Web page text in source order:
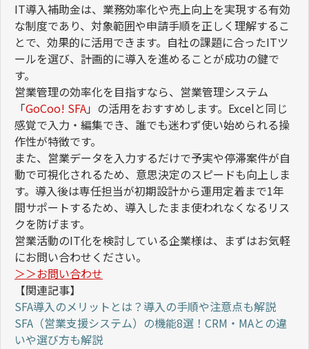
IT導入補助金は、業務効率化や売上向上を実現する有効
な制度であり、対象範囲や申請手順を正しく理解するこ
とで、効果的に活用できます。自社の課題に合ったITツ
ールを選び、計画的に導入を進めることが成功の鍵で
す。
営業管理の効率化を目指すなら、営業管理システム
「GoCoo! SFA」の活用をおすすめします。 Excelと同じ
感覚で入力・編集でき、誰でも迷わず使い始められる操
作性が特徴です。
また、営業データを入力するだけで予実や停滞案件が自
動で可視化されるため、意思決定のスピードも向上しま
す。導入後は専任担当が初期設計から運用定着まで1年
間サポートするため、導入したまま使われなくなるリス
クを防げます。
営業活動のIT化を検討している企業様は、まずはお気軽
にお問い合わせください。
＞＞お問い合わせ
【関連記事】
SFA導入のメリットとは？導入の手順や注意点も解説
SFA （営業支援システム）の機能8選！ CRM ・ MAとの違
いや選び方も解説